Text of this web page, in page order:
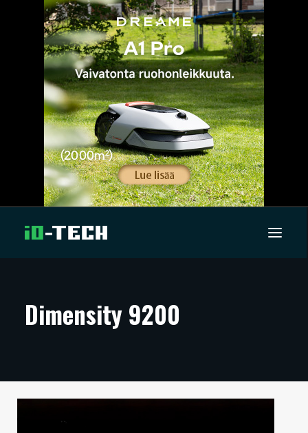
ARTIKKELIT
TECHBBS
Dimensity 9200